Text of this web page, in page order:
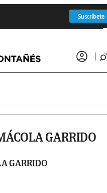
Suscríbete
GARRIDO
GARRIDO